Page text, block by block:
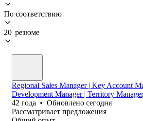
По соответствию
20 резюме
Regional Sales Manager | Key Account
Development Manager | Territory
42 года • Обновлено сегодня
Рассматривает предложения